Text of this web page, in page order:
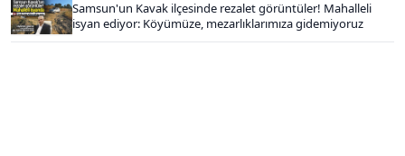
Samsun'un Kavak ilçesinde rezalet görüntüler! Mahalleli
isyan ediyor: Köyümüze, mezarlıklarımıza gidemiyoruz